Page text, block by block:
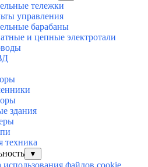
тележки
управления
барабаны
и цепные электротали
здания
техника
▼